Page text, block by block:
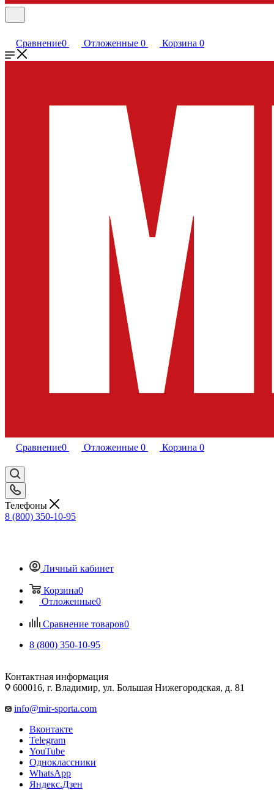
Сравнение0 Отложенные 0 Корзина 0
Сравнение0 Отложенные 0 Корзина 0
Телефоны
8 (800) 350-10-95
Личный кабинет
Корзина0
Отложенные0
Сравнение товаров0
8 (800) 350-10-95
Контактная информация
600016, г. Владимир, ул. Большая Нижегородская, д. 81
info@mir-sporta.com
Вконтакте
Telegram
YouTube
Одноклассники
WhatsApp
Яндекс.Дзен